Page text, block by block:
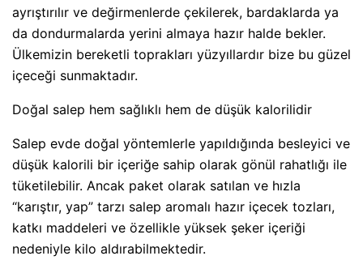
ayrıştırılır ve değirmenlerde çekilerek, bardaklarda ya
da dondurmalarda yerini almaya hazır halde bekler.
Ülkemizin bereketli toprakları yüzyıllardır bize bu güzel
içeceği sunmaktadır.
Doğal salep hem sağlıklı hem de düşük kalorilidir
Salep evde doğal yöntemlerle yapıldığında besleyici ve
düşük kalorili bir içeriğe sahip olarak gönül rahatlığı ile
tüketilebilir. Ancak paket olarak satılan ve hızla
“karıştır, yap” tarzı salep aromalı hazır içecek tozları,
katkı maddeleri ve özellikle yüksek şeker içeriği
nedeniyle kilo aldırabilmektedir.